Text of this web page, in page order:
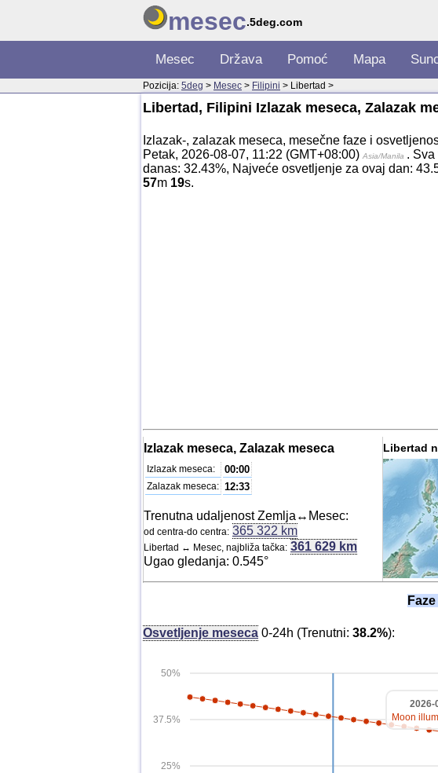
mesec.5deg.com
Mesec Država Pomoć Mapa
Pozicija: 5deg > Mesec > Filipini > Libertad >
Libertad, Filipini Izlazak meseca, Zalazak
Izlazak-, zalazak meseca, mesečne faze i
Petak, 2026-08-07, 11:22 (GMT+08:00) Asia/Manila .
danas: 32.43%, Najveće osvetljenje za ovaj dan:
57m 19s.
Izlazak meseca, Zalazak meseca
Izlazak meseca: 00:00
Zalazak meseca: 12:33
Trenutna udaljenost Zemlja↔Mesec:
od centra-do centra: 365 322 km
Libertad ↔ Mesec, najbliža tačka: 361 629 km
Ugao gledanja: 0.545°
Libertad
Osvetljenje meseca 0-24h (Trenutni: 38.2%):
25%
37.5%
50%
2026-
Moon